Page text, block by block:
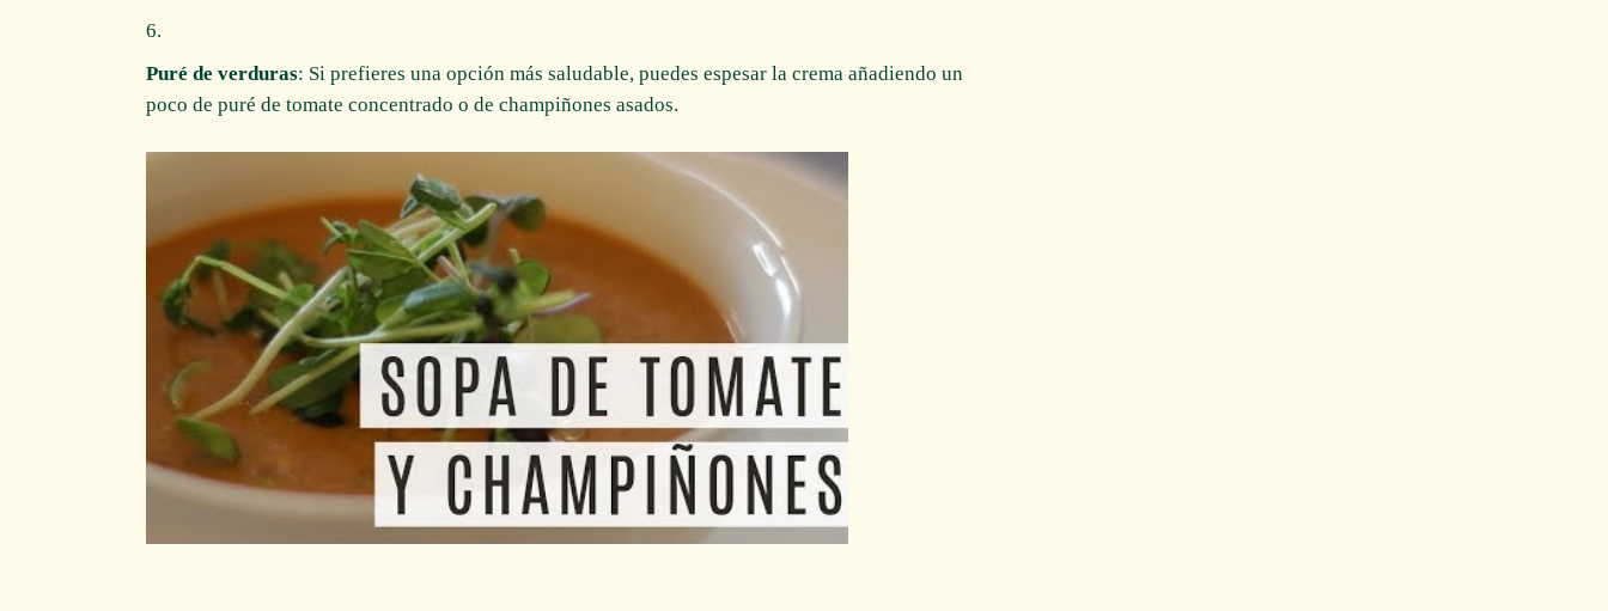
Puré de verduras: Si prefieres una opción más saludable, puedes espesar la crema añadiendo un
poco de puré de tomate concentrado o de champiñones asados.